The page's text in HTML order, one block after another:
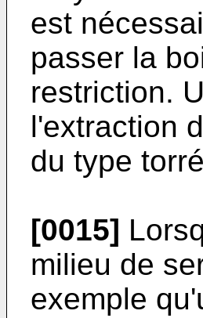
est
passer la
restriction.
l'extraction
du type
[0015]
milieu de
exemple